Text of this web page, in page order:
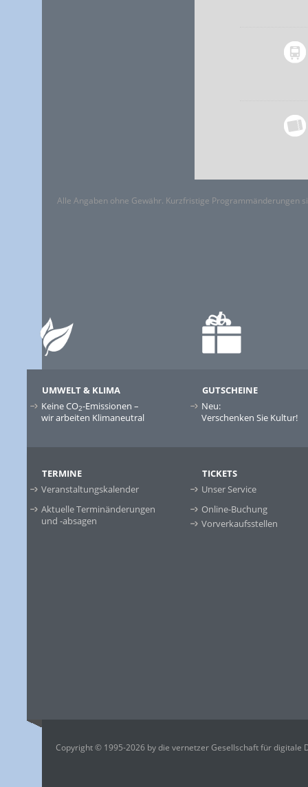
Alle Angaben ohne Gewähr. Kurzfristige Programmänderungen
UMWELT & KLIMA
Keine CO2-Emissionen –
wir arbeiten Klimaneutral
GUTSCHEINE
Neu:
Verschenken Sie Kultur!
TERMINE
Veranstaltungskalender
Aktuelle Terminänderungen
und -absagen
TICKETS
Unser Service
Online-Buchung
Vorverkaufsstellen
Copyright © 1995-2026 by die vernetzer Gesellschaft für digitale